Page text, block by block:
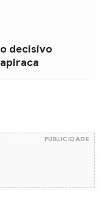
decisivo
PUBLICIDADE